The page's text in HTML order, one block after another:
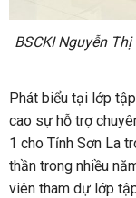
BSCKI Nguyễn
Phát biểu tại lớp
cao sự hỗ trợ
1 cho Tỉnh Sơn La
thần trong nhiều
viên tham dự lớp